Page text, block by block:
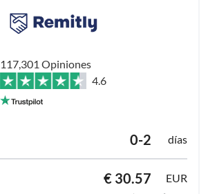
117,301 Opiniones
4.6
0-2 días
€ 30.57
EUR